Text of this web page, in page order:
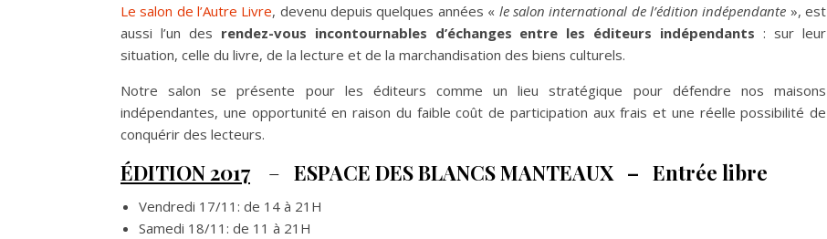
Le salon de l’Autre Livre, devenu depuis quelques années « le salon international de l’édition indépendante », est
aussi l’un des rendez-vous incontournables d’échanges entre les éditeurs indépendants : sur leur
situation, celle du livre, de la lecture et de la marchandisation des biens culturels.
Notre salon se présente pour les éditeurs comme un lieu stratégique pour défendre nos maisons
indépendantes, une opportunité en raison du faible coût de participation aux frais et une réelle possibilité de
conquérir des lecteurs.
ÉDITION 2017 – ESPACE DES BLANCS MANTEAUX – Entrée libre
Vendredi 17/11: de 14 à 21H
Samedi 18/11: de 11 à 21H